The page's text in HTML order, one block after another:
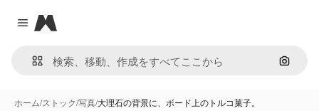
Close menu
Magnific
画像で
ホーム/ストック/写真/大理石の背景に、ボード上のトルコ菓子。